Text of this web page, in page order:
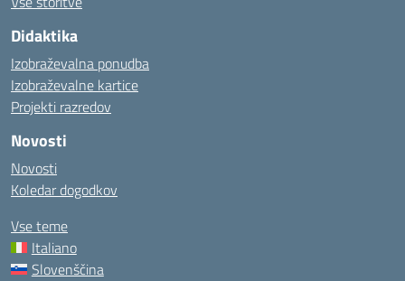
Didaktika
Izobraževalna ponudba
Izobraževalne kartice
Projekti razredov
Novosti
Novosti
Koledar dogodkov
Vse teme
Italiano
Slovenščina